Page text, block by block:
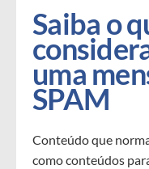
Saiba o
uma
SPAM
Conteúdo que
como conteúdos